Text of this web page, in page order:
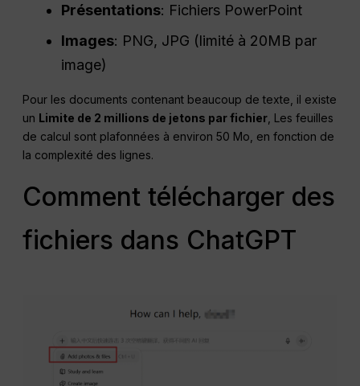
Présentations: Fichiers PowerPoint
Images: PNG, JPG (limité à 20MB par
image)
Pour les documents contenant beaucoup de texte, il existe
un Limite de 2 millions de jetons par fichier , Les feuilles
de calcul sont plafonnées à environ 50 Mo, en fonction de
la complexité des lignes.
Comment télécharger des
fichiers dans ChatGPT